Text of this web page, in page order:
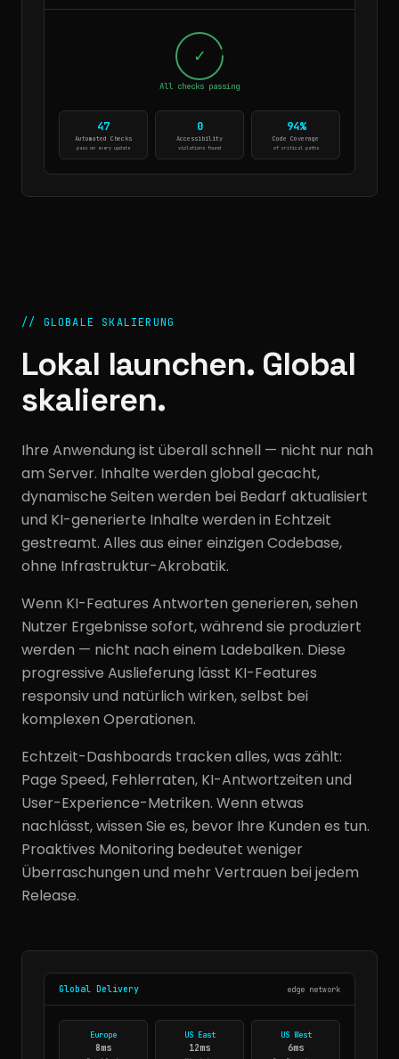
✓
All checks passing
47
Automated Checks
pass on every update
0
Accessibility
violations found
94%
Code Coverage
of critical paths
// GLOBALE SKALIERUNG
Lokal launchen. Global
skalieren.
Ihre Anwendung ist überall schnell — nicht nur nah
am Server. Inhalte werden global gecacht,
dynamische Seiten werden bei Bedarf aktualisiert
und KI-generierte Inhalte werden in Echtzeit
gestreamt. Alles aus einer einzigen Codebase,
ohne Infrastruktur-Akrobatik.
Wenn KI-Features Antworten generieren, sehen
Nutzer Ergebnisse sofort, während sie produziert
werden — nicht nach einem Ladebalken. Diese
progressive Auslieferung lässt KI-Features
responsiv und natürlich wirken, selbst bei
komplexen Operationen.
Echtzeit-Dashboards tracken alles, was zählt:
Page Speed, Fehlerraten, KI-Antwortzeiten und
User-Experience-Metriken. Wenn etwas
nachlässt, wissen Sie es, bevor Ihre Kunden es tun.
Proaktives Monitoring bedeutet weniger
Überraschungen und mehr Vertrauen bei jedem
Release.
Global Delivery edge network
Europe
8ms
US East
12ms
US West
6ms